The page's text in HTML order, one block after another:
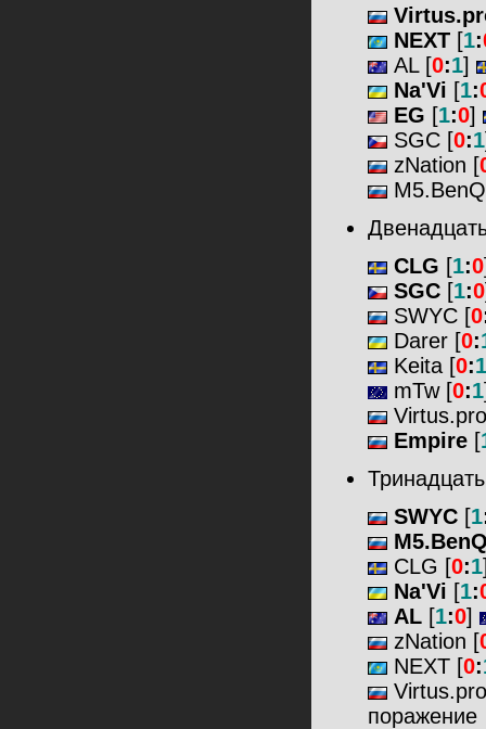
NEXT [1:
AL [0:1]
Na'Vi [1:
EG [1:0]
SGC [0:1
zNation [
CLG [1:0
SGC [1:0
SWYC [0
Darer [0:
Keita [0:1
mTw [0:1
Virtus.pro
Empire [
SWYC [1
CLG [0:1
Na'Vi [1:
AL [1:0]
zNation [
NEXT [0:
поражение